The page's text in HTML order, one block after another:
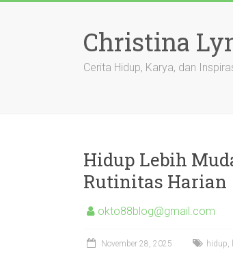
Christina
Cerita Hidup, Karya, dan
Hidup Lebih
Rutinitas Harian
okto88blog@gmail.com
November 28, 2025 hidup,